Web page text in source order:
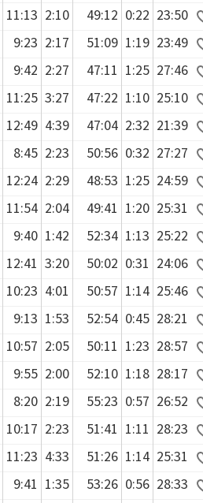
11:13 2:10 49:12 0:22 23:50
9:23 2:17 51:09 1:19 23:49
9:42 2:27 47:11 1:25 27:46
11:25 3:27 47:22 1:10 25:10
12:49 4:39 47:04 2:32 21:39
8:45 2:23 50:56 0:32 27:27
12:24 2:29 48:53 1:25 24:59
11:54 2:04 49:41 1:20 25:31
9:40 1:42 52:34 1:13 25:22
12:41 3:20 50:02 0:31 24:06
10:23 4:01 50:57 1:14 25:46
9:13 1:53 52:54 0:45 28:21
10:57 2:05 50:11 1:23 28:57
9:55 2:00 52:10 1:18 28:17
8:20 2:19 55:23 0:57 26:52
10:17 2:23 51:41 1:11 28:23
11:23 4:33 51:26 1:14 25:31
9:41 1:35 53:26 0:56 28:33